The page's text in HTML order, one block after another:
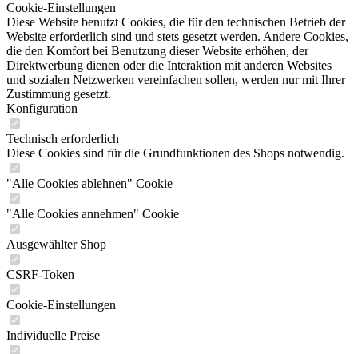
Cookie-Einstellungen
Diese Website benutzt Cookies, die für den technischen Betrieb der
Website erforderlich sind und stets gesetzt werden. Andere Cookies,
die den Komfort bei Benutzung dieser Website erhöhen, der
Direktwerbung dienen oder die Interaktion mit anderen Websites
und sozialen Netzwerken vereinfachen sollen, werden nur mit Ihrer
Zustimmung gesetzt.
Konfiguration
Technisch erforderlich
Diese Cookies sind für die Grundfunktionen des Shops notwendig.
"Alle Cookies ablehnen" Cookie
"Alle Cookies annehmen" Cookie
Ausgewählter Shop
CSRF-Token
Cookie-Einstellungen
Individuelle Preise